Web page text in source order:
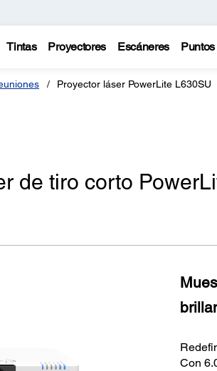
Tintas Proyectores Escáneres
Proyector láser PowerLite L630SU
de tiro corto
Con